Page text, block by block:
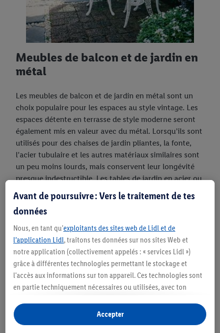
Meubles de balcon et de jardin en
métal
Les meubles de balcon et de jardin en métal sont un
choix populaire pour les espaces au style vintage. Les
espaces détente en terrasse de style moderne seront
également mis en valeur avec du métal. Lorsqu’ils sont
utilisés pour des chaises de jardin pliantes, la fonte,
l’acier tubulaire et les autres matériaux similaires sont
un peu moins lourds, mais conservent leur longévité
presque indestructible. Les tables de jardin en acier ou
en inox sont particulièrement durables et extrêmement
robustes. Selon la finition et le traitement du matériel,
les meubles de jardin en métal n’ont pas besoin de
beaucoup d’entretien. Après quelques années, il peut
être judicieux de les repeindre.
Avant de poursuivre : Vers le traitement de tes
données
Nous, en tant qu'exploitants des sites web de Lidl et de
l’application Lidl, traitons tes données sur nos sites Web et
notre application (collectivement appelés : « services Lidl »)
grâce à différentes technologies permettant le stockage et
l'accès aux informations sur ton appareil. Ces technologies sont
en partie techniquement nécessaires ou utilisées, avec ton
statistiques ou la publicité personnalisée à l'intérieur et à
l'extérieur des services Lidl. Si tu es membre du programme Lidl
Accepter